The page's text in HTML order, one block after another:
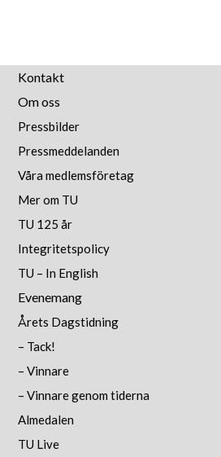
Kontakt
Om oss
Pressbilder
Pressmeddelanden
Våra medlemsföretag
Mer om TU
TU 125 år
Integritetspolicy
TU – In English
Evenemang
Årets Dagstidning
– Tack!
– Vinnare
– Vinnare genom tiderna
Almedalen
TU Live